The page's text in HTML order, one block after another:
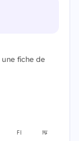
fiche de
FÉVR. MARS